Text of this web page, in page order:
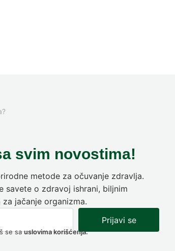
svim novostima!
metode za očuvanje zdravlja.
savete o zdravoj ishrani, biljnim
jačanje organizma.
Prijavi se
se sauslovima korišćenja.